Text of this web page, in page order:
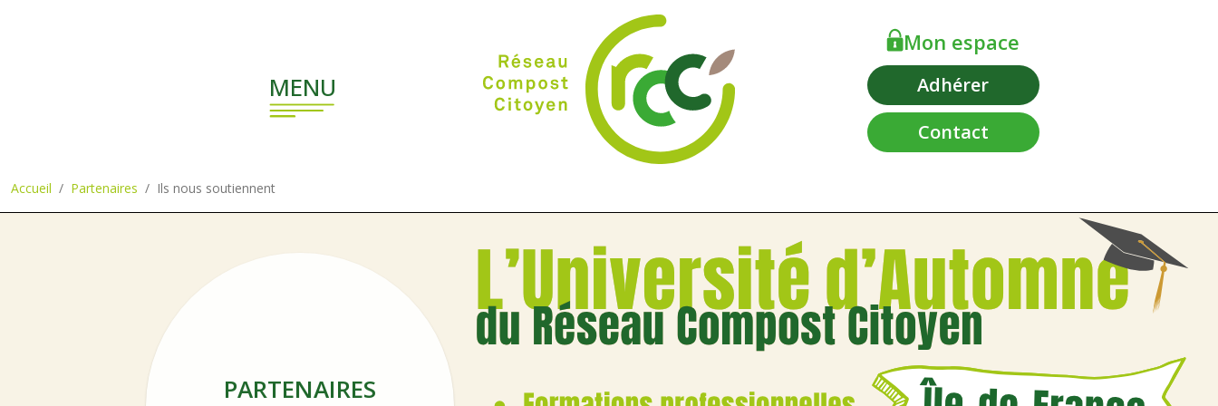
MENU
Contact
Adhérer
Mon espace
Accueil Partenaires Ils nous soutiennent
PARTENAIRES